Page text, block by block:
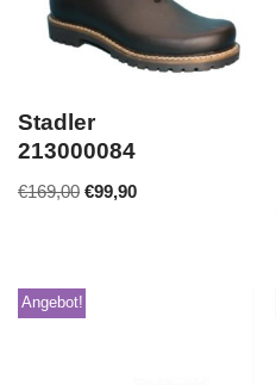
Stadler
213000084
€169,00 €99,90
Angebot!